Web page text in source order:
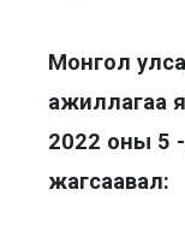
Монгол
ажиллагаа
2022 оны 5
жагсаавал: